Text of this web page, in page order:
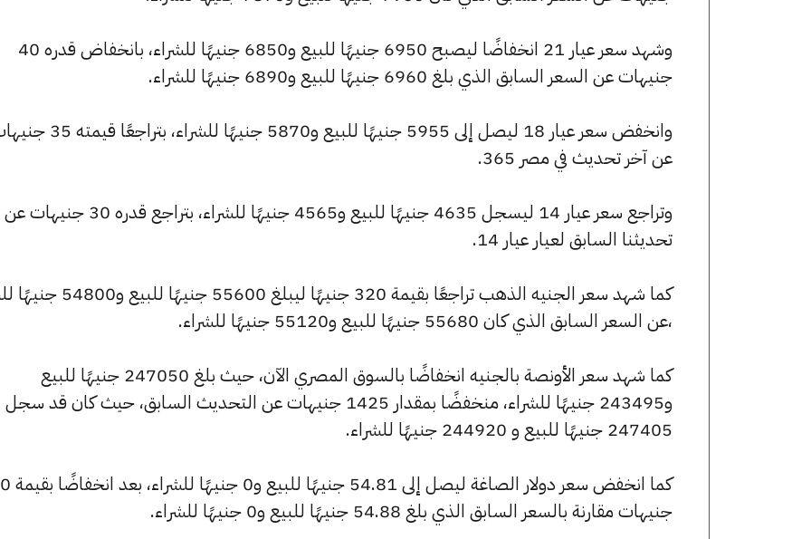
وشهد سعر عيار 21 انخفاضًا ليصبح 6950 جنيهًا للبيع و6850 جنيهًا للشراء، بانخفاض قدره 40
جنيهات عن السعر السابق الذي بلغ 6960 جنيهًا للبيع و6890 جنيهًا للشراء.
وانخفض سعر عيار 18 ليصل إلى 5955 جنيهًا للبيع و5870 جنيهًا للشراء،
عن آخر تحديث في مصر 365.
وتراجع سعر عيار 14 ليسجل 4635 جنيهًا للبيع و4565 جنيهًا للشراء، بتراجع قدره 30 جنيهات عن
تحديثنا السابق لعيار عيار 14.
كما شهد سعر الجنيه الذهب تراجعًا بقيمة 320 جنيهًا ليبلغ
،عن السعر السابق الذي كان 55680 جنيهًا للبيع و55120 جنيهًا للشراء.
كما شهد سعر الأونصة بالجنيه انخفاضًا بالسوق المصري الآن، حيث بلغ 247050 جنيهًا للبيع
و243495 جنيهًا للشراء، منخفضًا بمقدار 1425 جنيهات عن التحديث السابق، حيث كان قد سجل
247405 جنيهًا للبيع و 244920 جنيهًا للشراء.
كما انخفض سعر دولار الصاغة ليصل إلى 54.81 جنيهًا للبيع و0 جنيهًا للشراء، بعد انخفاضًا بقيمة 0
جنيهات مقارنة بالسعر السابق الذي بلغ 54.88 جنيهًا للبيع و0 جنيهًا للشراء.